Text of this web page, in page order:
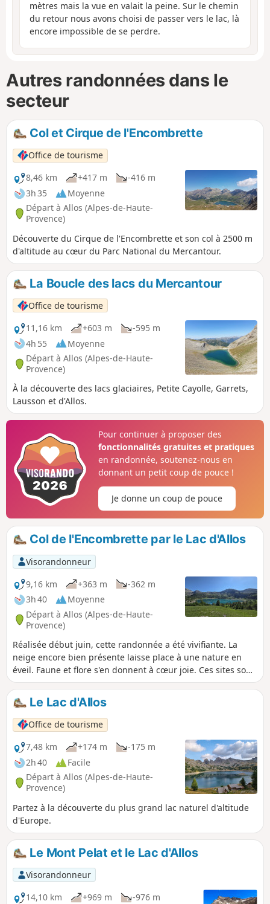
mètres mais la vue en valait la peine. Sur le chemin
du retour nous avons choisi de passer vers le lac, là
encore impossible de se perdre.
Autres randonnées dans le
secteur
Col et Cirque de l'Encombrette
Office de tourisme
8,46 km
+417 m
-416 m
3h 35
Moyenne
Départ à Allos (Alpes-de-Haute-
Provence)
Découverte du Cirque de l'Encombrette et son col à 2500 m
d'altitude au cœur du Parc National du Mercantour.
La Boucle des lacs du Mercantour
Office de tourisme
11,16 km
+603 m
-595 m
4h 55
Moyenne
Départ à Allos (Alpes-de-Haute-
Provence)
À la découverte des lacs glaciaires, Petite Cayolle, Garrets,
Lausson et d'Allos.
Pour continuer à proposer des
fonctionnalités gratuites et pratiques
en randonnée, soutenez-nous en
donnant un petit coup de pouce !
Je donne un coup de pouce
Col de l'Encombrette par le Lac d'Allos
Visorandonneur
9,16 km
+363 m
-362 m
3h 40
Moyenne
Départ à Allos (Alpes-de-Haute-
Provence)
Réalisée début juin, cette randonnée a été vivifiante. La
neige encore bien présente laisse place à une nature en
éveil. Faune et flore s'en donnent à cœur joie. Ces sites sont
situés dans le Parc Naturel du Mercantour. Pour le bien de
tous, respecter la réglementation et les directives affichées.
Vous êtes dans le Parc National du Mercantour, il y a une
réglementation à respecter sous peine d'amende pouvant
s'élever jusqu'à 1500 €, voir les informations pratiques.
Le Lac d'Allos
Office de tourisme
7,48 km
+174 m
-175 m
2h 40
Facile
Départ à Allos (Alpes-de-Haute-
Provence)
Partez à la découverte du plus grand lac naturel d'altitude
d'Europe.
Le Mont Pelat et le Lac d'Allos
Visorandonneur
14,10 km
+969 m
-976 m